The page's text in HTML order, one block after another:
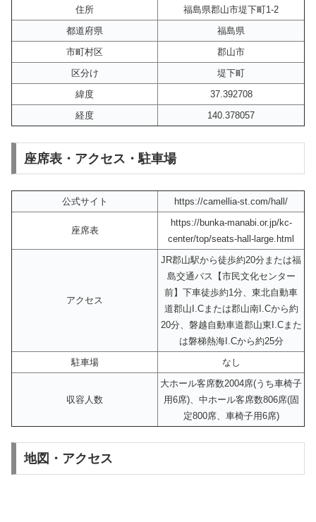
住所
福島県郡山市堤下町1-2
都道府県
福島県
市町村区
郡山市
区分け
堤下町
緯度
37.392708
経度
140.378057
座席表・アクセス・駐車場
公式サイト https://camellia-st.com/hall/
座席表
https://bunka-manabi.or.jp/kc-
center/top/seats-hall-large.html
アクセス
JR郡山駅から徒歩約20分または福
島交通バス【市民文化センター
前】下車徒歩約1分、東北自動車
道郡山I.Cまたは郡山南I.Cから約
20分、磐越自動車道郡山東I.Cまた
は磐梯熱海I.Cから約25分
駐車場
なし
収容人数
大ホール客席数2004席(うち車椅子
用6席)、中ホール客席数806席(固
定800席、車椅子用6席)
地図・アクセス